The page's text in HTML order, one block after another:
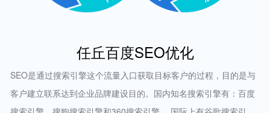
任丘百度SEO优化
SEO是通过搜索引擎这个流量入口获取目标客户的过程，目的是与
客户建立联系达到企业品牌建设目的。国内知名搜索引擎有：百度